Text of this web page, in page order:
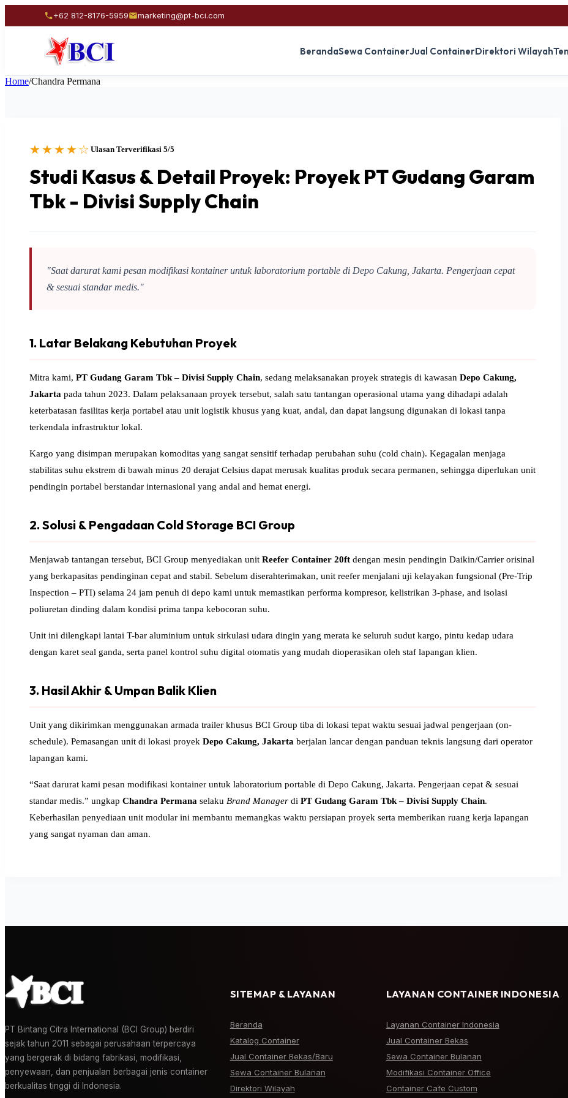
+62 812-8176-5959 marketing@pt-bci.com
BerandaSewa ContainerJual ContainerDirektori Wilayah
Home/Chandra Permana
★★★★☆ Ulasan Terverifikasi 5/5
Studi Kasus & Detail Proyek: Proyek PT Gudang Garam
Tbk - Divisi Supply Chain
"Saat darurat kami pesan modifikasi kontainer untuk laboratorium portable di Depo Cakung, Jakarta. Pengerjaan cepat
& sesuai standar medis."
1. Latar Belakang Kebutuhan Proyek
Mitra kami, PT Gudang Garam Tbk – Divisi Supply Chain, sedang melaksanakan proyek strategis di kawasan Depo Cakung,
Jakarta pada tahun 2023. Dalam pelaksanaan proyek tersebut, salah satu tantangan operasional utama yang dihadapi adalah
keterbatasan fasilitas kerja portabel atau unit logistik khusus yang kuat, andal, dan dapat langsung digunakan di lokasi tanpa
terkendala infrastruktur lokal.
Kargo yang disimpan merupakan komoditas yang sangat sensitif terhadap perubahan suhu (cold chain). Kegagalan menjaga
stabilitas suhu ekstrem di bawah minus 20 derajat Celsius dapat merusak kualitas produk secara permanen, sehingga diperlukan unit
pendingin portabel berstandar internasional yang andal and hemat energi.
2. Solusi & Pengadaan Cold Storage BCI Group
Menjawab tantangan tersebut, BCI Group menyediakan unit Reefer Container 20ft dengan mesin pendingin Daikin/Carrier orisinal
yang berkapasitas pendinginan cepat and stabil. Sebelum diserahterimakan, unit reefer menjalani uji kelayakan fungsional (Pre-Trip
Inspection – PTI) selama 24 jam penuh di depo kami untuk memastikan performa kompresor, kelistrikan 3-phase, and isolasi
poliuretan dinding dalam kondisi prima tanpa kebocoran suhu.
Unit ini dilengkapi lantai T-bar aluminium untuk sirkulasi udara dingin yang merata ke seluruh sudut kargo, pintu kedap udara
dengan karet seal ganda, serta panel kontrol suhu digital otomatis yang mudah dioperasikan oleh staf lapangan klien.
3. Hasil Akhir & Umpan Balik Klien
Unit yang dikirimkan menggunakan armada trailer khusus BCI Group tiba di lokasi tepat waktu sesuai jadwal pengerjaan (on-
schedule). Pemasangan unit di lokasi proyek Depo Cakung, Jakarta berjalan lancar dengan panduan teknis langsung dari operator
lapangan kami.
“Saat darurat kami pesan modifikasi kontainer untuk laboratorium portable di Depo Cakung, Jakarta. Pengerjaan cepat & sesuai
standar medis.” ungkap Chandra Permana selaku Brand Manager di PT Gudang Garam Tbk – Divisi Supply Chain.
Keberhasilan penyediaan unit modular ini membantu memangkas waktu persiapan proyek serta memberikan ruang kerja lapangan
yang sangat nyaman dan aman.
PT Bintang Citra International (BCI Group) berdiri
sejak tahun 2011 sebagai perusahaan terpercaya
yang bergerak di bidang fabrikasi, modifikasi,
penyewaan, dan penjualan berbagai jenis container
berkualitas tinggi di Indonesia.
SITEMAP & LAYANAN
Beranda
Katalog Container
Jual Container Bekas/Baru
Sewa Container Bulanan
Direktori Wilayah
LAYANAN CONTAINER INDONESIA
Layanan Container Indonesia
Jual Container Bekas
Sewa Container Bulanan
Modifikasi Container Office
Container Cafe Custom